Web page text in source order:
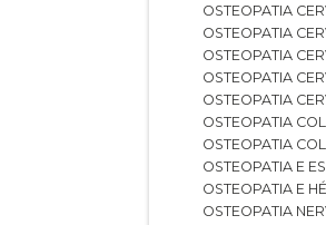
OSTEOPATIA
OSTEOPATIA
OSTEOPATIA
OSTEOPATIA
OSTEOPATIA
OSTEOPATIA
OSTEOPATIA
OSTEOPATIA E
OSTEOPATIA E
OSTEOPATIA